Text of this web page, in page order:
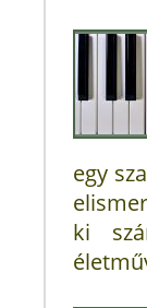
egy
ki